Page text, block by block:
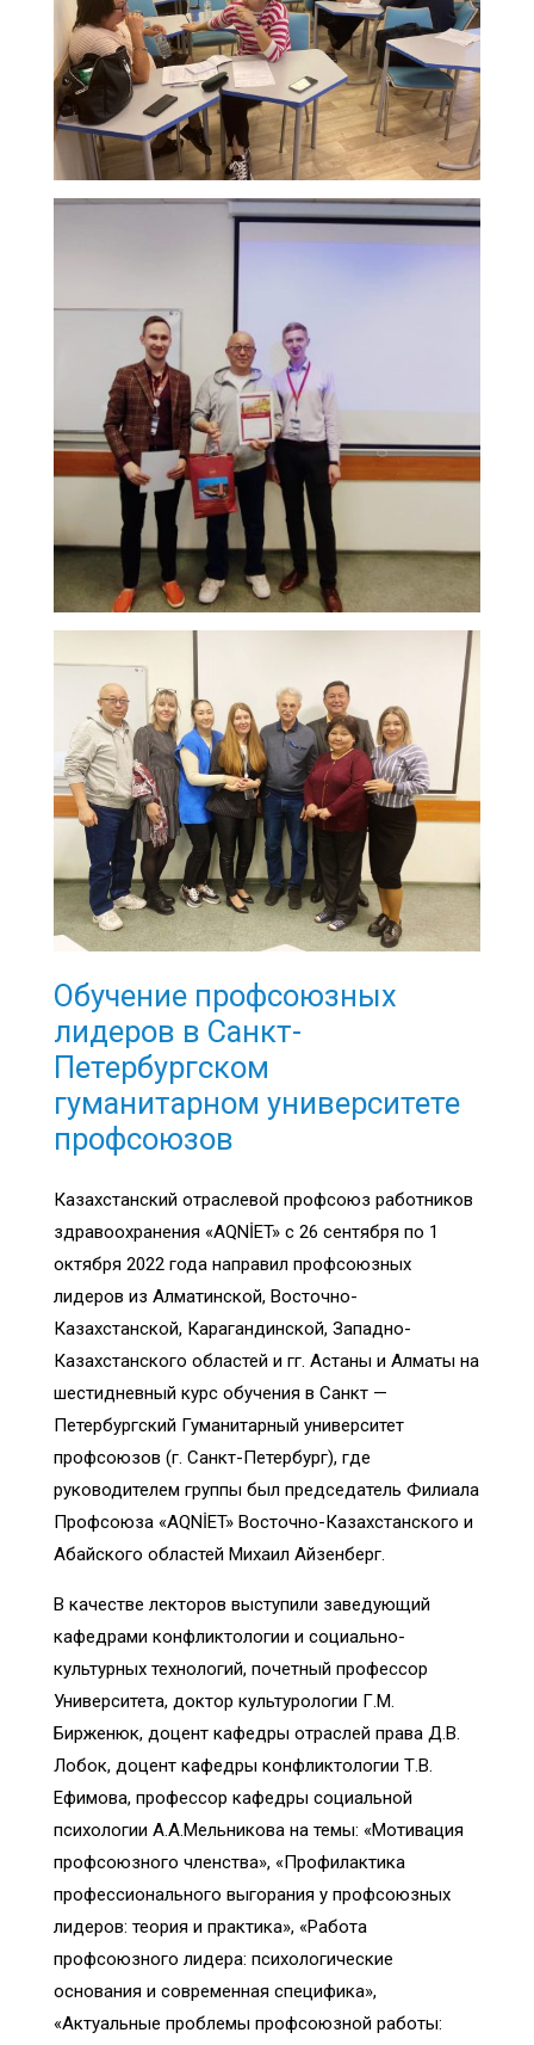
Обучение профсоюзных
лидеров в Санкт-
Петербургском
гуманитарном университете
профсоюзов
Казахстанский отраслевой профсоюз работников
здравоохранения «AQNİET» с 26 сентября по 1
октября 2022 года направил профсоюзных
лидеров из Алматинской, Восточно-
Казахстанской, Карагандинской, Западно-
Казахстанского областей и гг. Астаны и Алматы на
шестидневный курс обучения в Санкт —
Петербургский Гуманитарный университет
профсоюзов (г. Санкт-Петербург), где
руководителем группы был председатель Филиала
Профсоюза «AQNİET» Восточно-Казахстанского и
Абайского областей Михаил Айзенберг.
В качестве лекторов выступили заведующий
кафедрами конфликтологии и социально-
культурных технологий, почетный профессор
Университета, доктор культурологии Г.М.
Бирженюк, доцент кафедры отраслей права Д.В.
Лобок, доцент кафедры конфликтологии Т.В.
Ефимова, профессор кафедры социальной
психологии А.А.Мельникова на темы: «Мотивация
профсоюзного членства», «Профилактика
профессионального выгорания у профсоюзных
лидеров: теория и практика», «Работа
профсоюзного лидера: психологические
основания и современная специфика»,
«Актуальные проблемы профсоюзной работы: